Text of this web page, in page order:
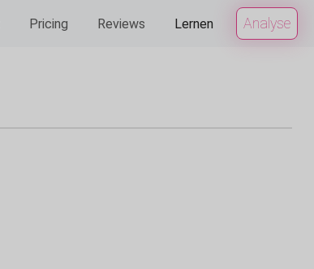
Pricing Reviews Lernen Analyse